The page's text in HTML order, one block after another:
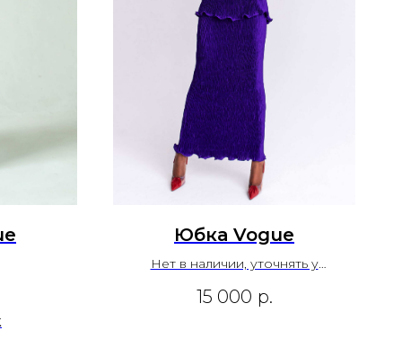
Юбка Vogue
Нет в наличии, уточнять у
15 000 р.